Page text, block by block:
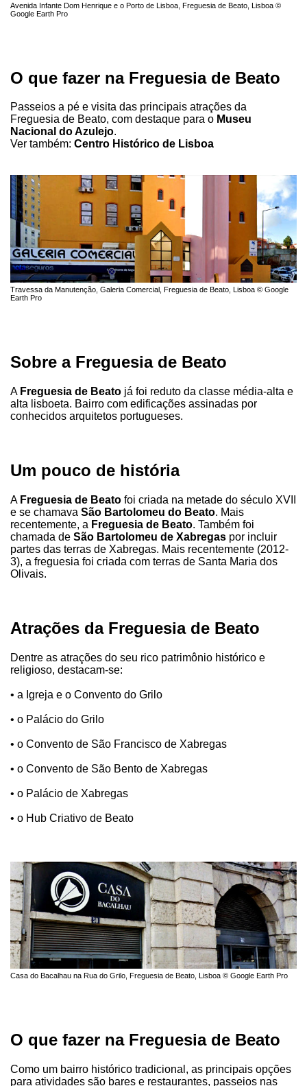
Avenida Infante Dom Henrique e o Porto de Lisboa, Freguesia de Beato, Lisboa ©
Google Earth Pro
O que fazer na Freguesia de Beato
Passeios a pé e visita das principais atrações da
Freguesia de Beato, com destaque para o Museu
Nacional do Azulejo.
Ver também: Centro Histórico de Lisboa
Travessa da Manutenção, Galeria Comercial, Freguesia de Beato, Lisboa © Google
Earth Pro
Sobre a Freguesia de Beato
A Freguesia de Beato já foi reduto da classe média-alta e
alta lisboeta. Bairro com edificações assinadas por
conhecidos arquitetos portugueses.
Um pouco de história
A Freguesia de Beato foi criada na metade do século XVII
e se chamava São Bartolomeu do Beato. Mais
recentemente, a Freguesia de Beato. Também foi
chamada de São Bartolomeu de Xabregas por incluir
partes das terras de Xabregas. Mais recentemente (2012-
3), a freguesia foi criada com terras de Santa Maria dos
Olivais.
Atrações da Freguesia de Beato
Dentre as atrações do seu rico patrimônio histórico e
religioso, destacam-se:
• a Igreja e o Convento do Grilo
• o Palácio do Grilo
• o Convento de São Francisco de Xabregas
• o Convento de São Bento de Xabregas
• o Palácio de Xabregas
• o Hub Criativo de Beato
Casa do Bacalhau na Rua do Grilo, Freguesia de Beato, Lisboa © Google Earth Pro
O que fazer na Freguesia de Beato
Como um bairro histórico tradicional, as principais opções
para atividades são bares e restaurantes, passeios nas